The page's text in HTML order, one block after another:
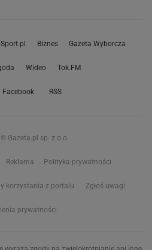
Sport.pl Biznes Gazeta Wyborcza
Wideo Tok.FM
Facebook RSS
Gazeta.pl sp. z o.o.
Reklama Polityka prywatności
korzystania z portalu Zgłoś uwagi
prywatności